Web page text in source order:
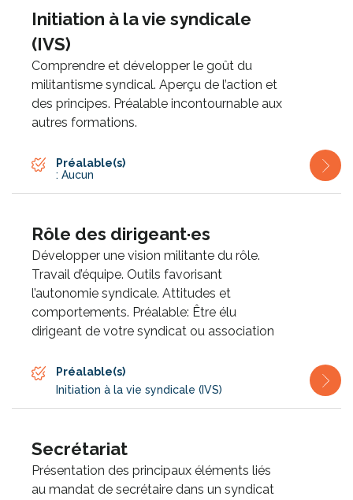
Initiation à la vie syndicale
(IVS)
Comprendre et développer le goût du
militantisme syndical. Aperçu de l’action et
des principes. Préalable incontournable aux
autres formations.
Préalable(s)
: Aucun
Rôle des dirigeant·es
Développer une vision militante du rôle.
Travail d’équipe. Outils favorisant
l’autonomie syndicale. Attitudes et
comportements. Préalable: Être élu
dirigeant de votre syndicat ou association
Préalable(s)
Initiation à la vie syndicale (IVS)
Secrétariat
Présentation des principaux éléments liés
au mandat de secrétaire dans un syndicat